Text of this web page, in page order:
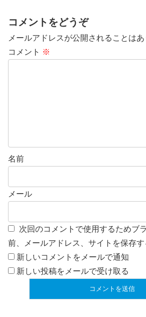
コメントをどうぞ
メールアドレスが公開されることはあ
コメント ※
名前
メール
次回のコメントで使用するためブ
前、メールアドレス、サイトを保存す
新しいコメントをメールで通知
新しい投稿をメールで受け取る